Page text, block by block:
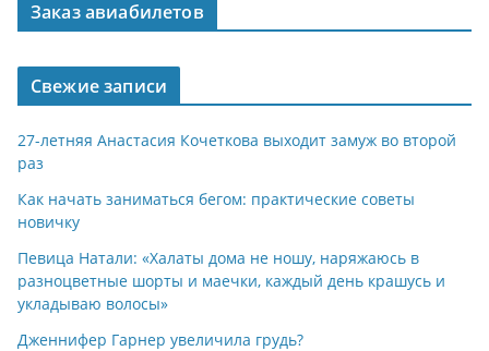
Заказ авиабилетов
Свежие записи
27-летняя Анастасия Кочеткова выходит замуж во второй
раз
Как начать заниматься бегом: практические советы
новичку
Певица Натали: «Халаты дома не ношу, наряжаюсь в
разноцветные шорты и маечки, каждый день крашусь и
укладываю волосы»
Дженнифер Гарнер увеличила грудь?